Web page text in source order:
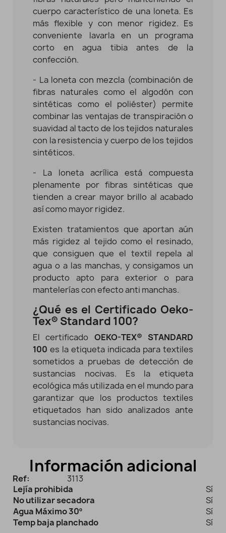
cuerpo característico de una loneta. Es
más flexible y con menor rigidez. Es
conveniente lavarla en un programa
corto en agua tibia antes de la
confección.
- La loneta con mezcla (combinación de
fibras naturales como el algodón con
sintéticas como el poliéster) permite
combinar las ventajas de transpiración o
suavidad al tacto de los tejidos naturales
con la resistencia y cuerpo de los tejidos
sintéticos.
- La loneta acrílica está compuesta
plenamente por fibras sintéticas que
tienden a crear mayor brillo al acabado
así como mayor rigidez.
Existen tratamientos que aportan aún
más rigidez al tejido como el resinado,
que consiguen que el textil repela al
agua o a las manchas, y consigamos un
producto apto para exterior o para
mantelerías con efecto anti manchas.
¿Qué es el Certificado Oeko-
Tex® Standard 100?
El certificado OEKO-TEX® STANDARD
100 es la etiqueta indicada para textiles
sometidos a pruebas de detección de
sustancias nocivas. Es la etiqueta
ecológica más utilizada en el mundo para
garantizar que los productos textiles
etiquetados han sido analizados ante
sustancias nocivas.
Información adicional
Ref:
3113
Lejía prohibida
Sí
No utilizar secadora
Sí
Agua Máximo 30º
Sí
Temp baja planchado
Sí